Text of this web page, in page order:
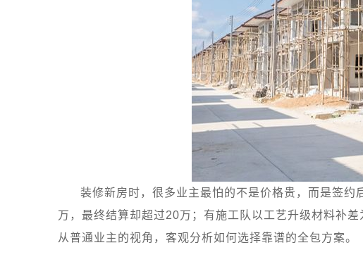
装修新房时，很多业主最怕的不是价格贵，而是签
万，最终结算却超过20万；有施工队以工艺升级材料补
从普通业主的视角，客观分析如何选择靠谱的全包方案。